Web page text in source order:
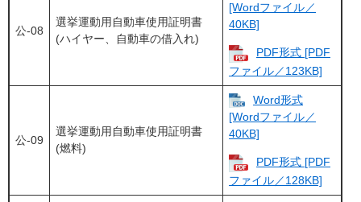
公-08
選挙運動用自動車使用証明書
(ハイヤー、自動車の借入れ)
[Wordファイル／
40KB]
PDF形式 [PDF
ファイル／123KB]
公-09
選挙運動用自動車使用証明書
(燃料)
Word形式
[Wordファイル／
40KB]
PDF形式 [PDF
ファイル／128KB]